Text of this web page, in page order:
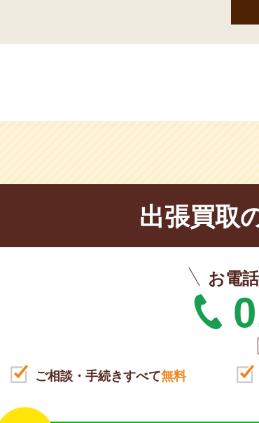
出張買取
お電
ご相談・手続きすべて無料